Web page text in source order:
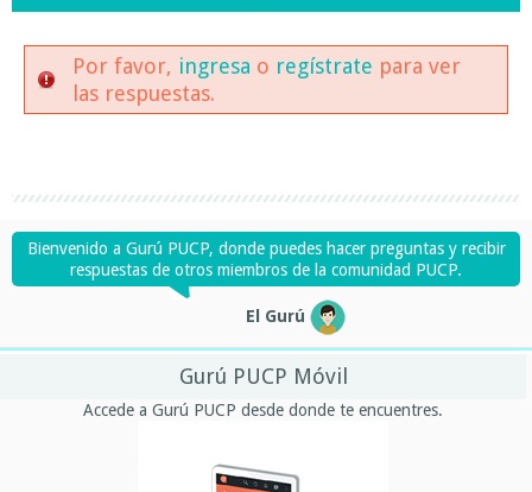
Por favor, ingresa o regístrate para ver
las respuestas.
Bienvenido a Gurú PUCP, donde puedes hacer preguntas y recibir
respuestas de otros miembros de la comunidad PUCP.
El Gurú
Gurú PUCP Móvil
Accede a Gurú PUCP desde donde te encuentres.